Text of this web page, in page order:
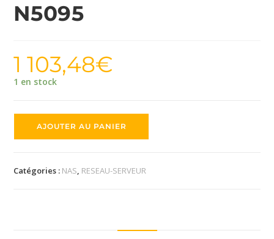
N5095
1 103,48€
1 en stock
AJOUTER AU PANIER
Catégories : NAS, RESEAU-SERVEUR